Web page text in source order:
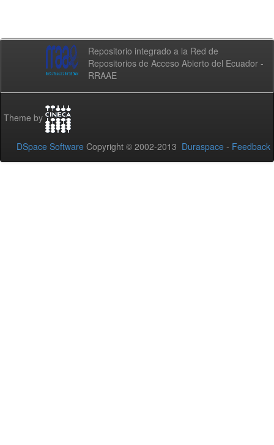
Repositorio integrado a la Red de
Repositorios de Acceso Abierto del Ecuador -
RRAAE
Theme by
DSpace Software Copyright © 2002-2013 Duraspace - Feedback